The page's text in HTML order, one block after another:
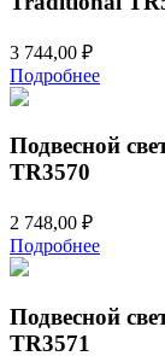
3 744,00 ₽
Подробнее
Подвесной
TR3570
2 748,00 ₽
Подробнее
Подвесной
TR3571